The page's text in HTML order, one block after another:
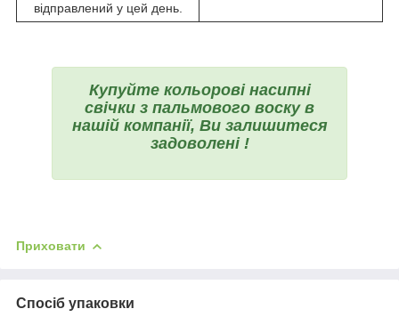
відправлений у цей день.
Купуйте кольорові насипні
свічки з пальмового воску в
нашій компанії, Ви залишитеся
задоволені !
Приховати
Спосіб упаковки